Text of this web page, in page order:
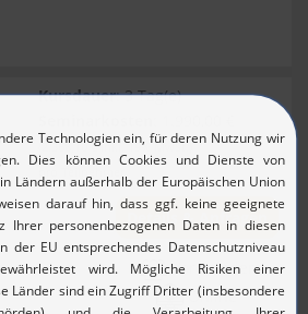
Kursdauer: 3 Tag(e)
(2.368,10 € inkl. 19% MwSt.)
Details & Anfragen
Vorort oder
Online